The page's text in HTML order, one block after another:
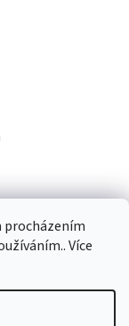
procházením
Více